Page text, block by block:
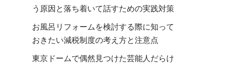
う原因と落ち着いて話すための実践対策
お風呂リフォームを検討する際に知って
おきたい減税制度の考え方と注意点
東京ドームで偶然見つけた芸能人だらけ